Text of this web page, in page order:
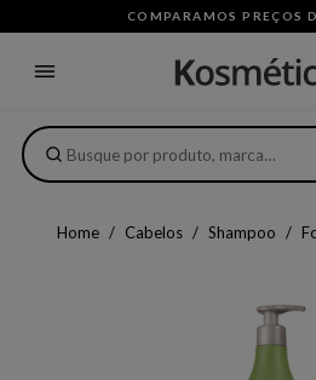
COMPARAMOS PREÇOS
Home Cabelos Shampoo